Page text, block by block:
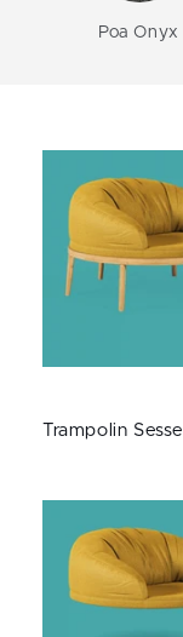
Poa Onyx
Trampolin Sessel